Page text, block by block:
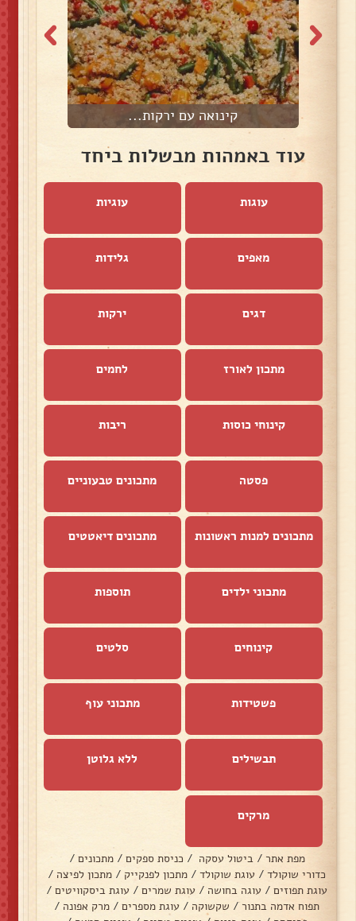
קינואה עם ירקות...
עוד באמהות מבשלות ביחד
עוגות עוגיות
מאפים גלידות
דגים ירקות
מתכון לאורז לחמים
קינוחי כוסות ריבות
פסטה מתכונים טבעוניים
מתכונים למנות ראשונות מתכונים דיאטטים
מתכוני ילדים תוספות
קינוחים סלטים
פשטידות מתכוני עוף
תבשילים ללא גלוטן
מרקים
מפת אתר / ביטול עסקה / כניסת ספקים / מתכונים /
כדורי שוקולד / עוגת שוקולד / מתכון לפנקייק / מתכון לפיצה /
עוגת תפוזים / עוגה בחושה / עוגת שמרים / עוגת ביסקוויטים /
תפוח אדמה בתנור/ שקשוקה / עוגת מספרים / מרק אפונה /